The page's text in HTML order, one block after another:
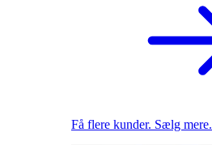
Få flere kunder. Sælg mere.